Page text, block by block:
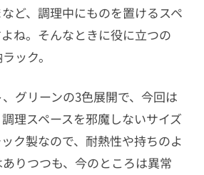
ど、調理中にものを置けるスペ
ね。そんなときに役に立つの
ック。
グリーンの3色展開で、今回は
理スペースを邪魔しないサイズ
ク製なので、耐熱性や持ちのよ
りつつも、今のところは異常